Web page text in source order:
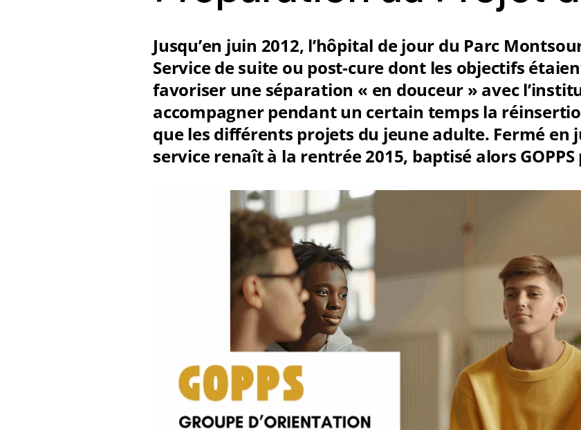
Jusqu’en juin 2012, l’hôpital de jour du Parc
Service de suite ou post-cure dont les objectifs
favoriser une séparation « en douceur » avec
accompagner pendant un certain temps la
que les différents projets du jeune adulte. Fermé en
service renaît à la rentrée 2015, baptisé alors